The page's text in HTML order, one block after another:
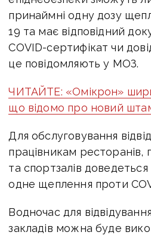
принаймні одну дозу
19 та має відповідний
COVID-сертифікат чи
це повідомляють у МОЗ.
ЧИТАЙТЕ: «Омікрон»
що відомо про новий
Для обслуговування
працівникам ресторанів,
та спортзалів
одне щеплення проти
Водночас для
закладів можна буде